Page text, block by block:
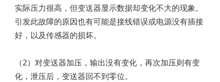
实际压力很高，但变送器显示数据却变化不大的现象。
引发此故障的原因也有可能是接线错误或电源没有插接
好，以及传感器的损坏。
（2）对变送器加压，输出没有变化，再次加压则有变
化，泄压后，变送器回不到零位。